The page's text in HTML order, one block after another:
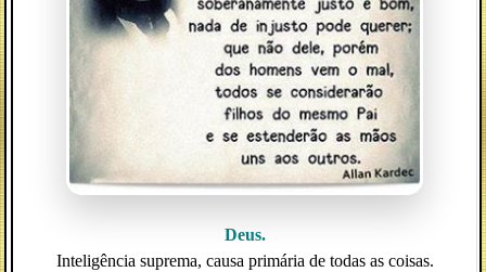
Deus.
Inteligência suprema, causa primária de todas as coisas.